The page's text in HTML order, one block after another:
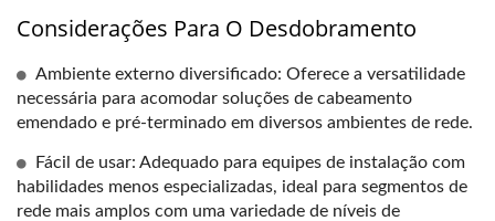
Considerações Para O Desdobramento
Ambiente externo diversificado: Oferece a versatilidade
necessária para acomodar soluções de cabeamento
emendado e pré-terminado em diversos ambientes de rede.
Fácil de usar: Adequado para equipes de instalação com
habilidades menos especializadas, ideal para segmentos de
rede mais amplos com uma variedade de níveis de